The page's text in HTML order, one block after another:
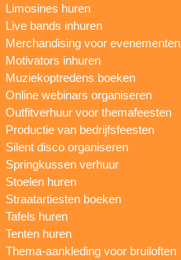
Limosines huren
Live bands inhuren
Merchandising voor evenementen
Motivators inhuren
Muziekoptredens boeken
Online webinars organiseren
Outfitverhuur voor themafeesten
Productie van bedrijfsfeesten
Silent disco organiseren
Springkussen verhuur
Stoelen huren
Straatartiesten boeken
Tafels huren
Tenten huren
Thema-aankleding voor bruiloften